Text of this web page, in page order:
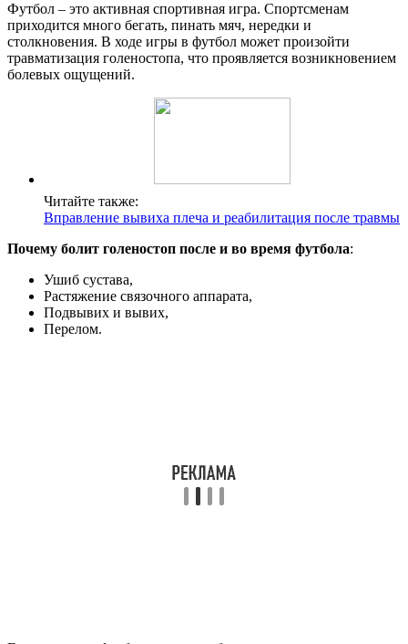
Футбол – это активная спортивная игра. Спортсменам
приходится много бегать, пинать мяч, нередки и
столкновения. В ходе игры в футбол может произойти
травматизация голеностопа, что проявляется возникновением
болевых ощущений.
Читайте также:
Вправление вывиха плеча и реабилитация после травмы
Почему болит голеностоп после и во время футбола:
Ушиб сустава,
Растяжение связочного аппарата,
Подвывих и вывих,
Перелом.